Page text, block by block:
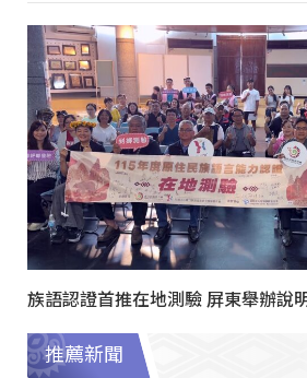
族語認證首推在地測驗 屏東舉辦說
推薦新聞